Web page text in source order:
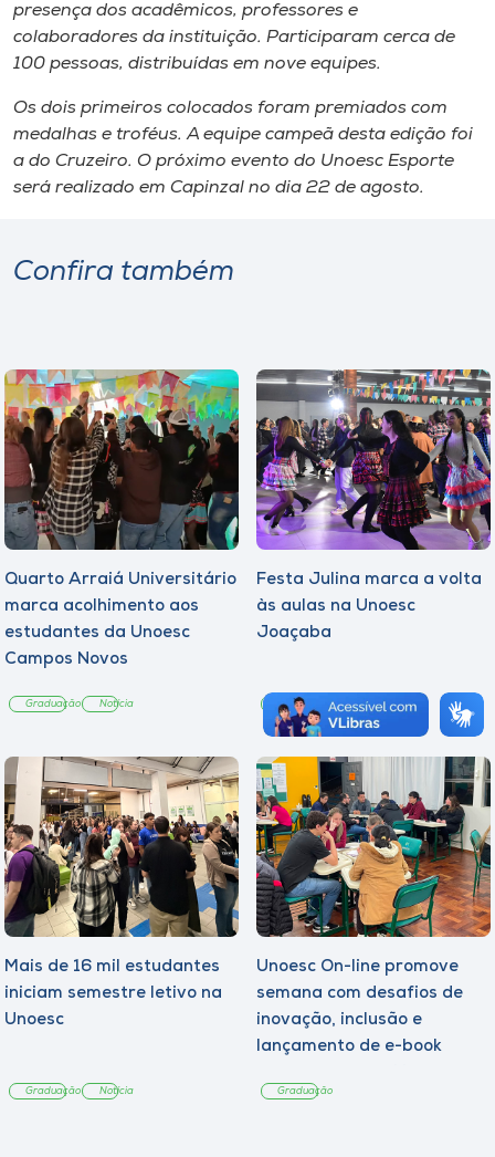
presença dos acadêmicos, professores e
colaboradores da instituição. Participaram cerca de
100 pessoas, distribuídas em nove equipes.
Os dois primeiros colocados foram premiados com
medalhas e troféus. A equipe campeã desta edição foi
a do Cruzeiro. O próximo evento do Unoesc Esporte
será realizado em Capinzal no dia 22 de agosto.
Confira também
Quarto Arraiá Universitário
marca acolhimento aos
estudantes da Unoesc
Campos Novos
Graduação Notícia
Festa Julina marca a volta
às aulas na Unoesc
Joaçaba
Graduação Notícia
Mais de 16 mil estudantes
iniciam semestre letivo na
Unoesc
Graduação Notícia
Unoesc On-line promove
semana com desafios de
inovação, inclusão e
lançamento de e-book
Graduação